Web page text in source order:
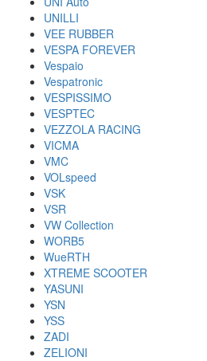
UNILLI
VEE RUBBER
VESPA FOREVER
Vespaio
Vespatronic
VESPISSIMO
VESPTEC
VEZZOLA RACING
VICMA
VMC
VOLspeed
VSK
VSR
VW Collection
WORB5
WueRTH
XTREME SCOOTER
YASUNI
YSN
YSS
ZADI
ZELIONI